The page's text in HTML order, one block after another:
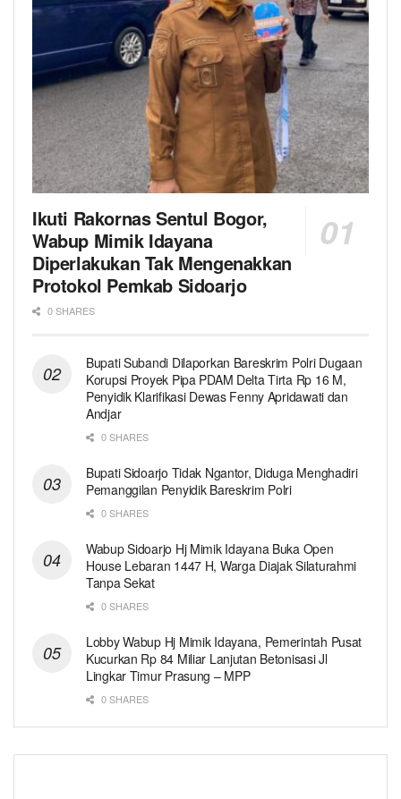
Ikuti Rakornas Sentul Bogor,
Wabup Mimik Idayana
Diperlakukan Tak Mengenakkan
Protokol Pemkab Sidoarjo
0 SHARES
Bupati Subandi Dilaporkan Bareskrim Polri Dugaan
Korupsi Proyek Pipa PDAM Delta Tirta Rp 16 M,
Penyidik Klarifikasi Dewas Fenny Apridawati dan
Andjar
0 SHARES
Bupati Sidoarjo Tidak Ngantor, Diduga Menghadiri
Pemanggilan Penyidik Bareskrim Polri
0 SHARES
Wabup Sidoarjo Hj Mimik Idayana Buka Open
House Lebaran 1447 H, Warga Diajak Silaturahmi
Tanpa Sekat
0 SHARES
Lobby Wabup Hj Mimik Idayana, Pemerintah Pusat
Kucurkan Rp 84 Miliar Lanjutan Betonisasi Jl
Lingkar Timur Prasung – MPP
0 SHARES